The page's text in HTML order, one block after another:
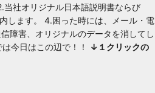
社オリジナル日本語説明書ならび
します。 4.困った時には、メール・電
障害、オリジナルのデータを消してし
今日はこの辺で！！
↓１クリックの